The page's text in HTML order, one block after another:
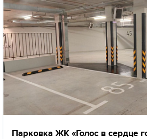
Парковка ЖК «Голос в сердце